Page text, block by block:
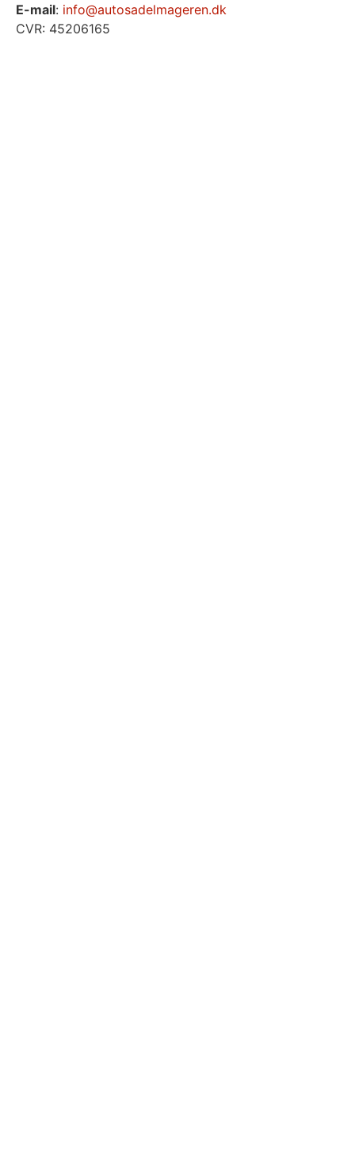
E-mail: info@autosadelmageren.dk
CVR: 45206165